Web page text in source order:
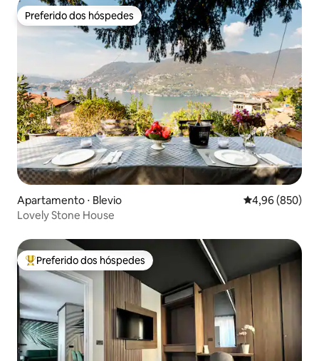
Preferido dos hóspedes
Preferido dos hóspedes
Apartamento ⋅ Blevio 4,96 de uma
4,96 (850)
Lovely Stone House
Entre os melhores preferidos dos hóspedes
Preferido dos hóspedes